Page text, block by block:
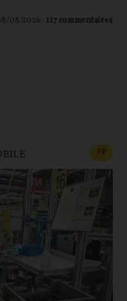
08/2026 117commentaires
FP